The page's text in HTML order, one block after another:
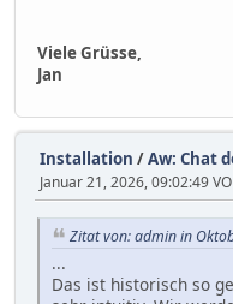
Viele Grüsse,
Jan
Installation /Aw: Chat
Januar 21, 2026, 09:02:49
Zitat von: admin in
...
Das ist historisch so